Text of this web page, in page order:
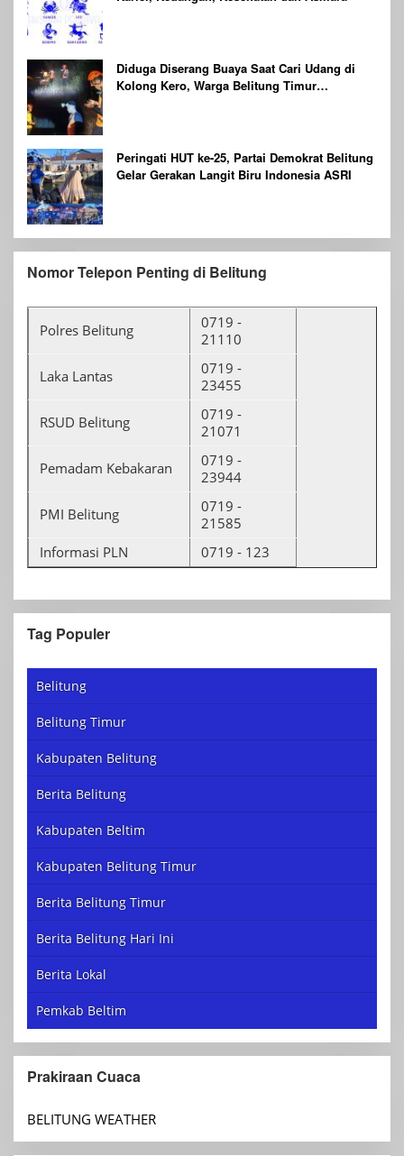
Diduga Diserang Buaya Saat Cari Udang di
Kolong Kero, Warga Belitung Timur
Peringati HUT ke-25, Partai Demokrat Belitung
Gelar Gerakan Langit Biru Indonesia ASRI
Nomor Telepon Penting di Belitung
Polres Belitung
0719 -
21110
Laka Lantas
0719 -
23455
RSUD Belitung
0719 -
21071
Pemadam Kebakaran
0719 -
23944
PMI Belitung
0719 -
21585
Informasi PLN
0719 - 123
Tag Populer
Belitung
Belitung Timur
Kabupaten Belitung
Berita Belitung
Kabupaten Beltim
Kabupaten Belitung Timur
Berita Belitung Timur
Berita Belitung Hari Ini
Berita Lokal
Pemkab Beltim
Prakiraan Cuaca
BELITUNG WEATHER